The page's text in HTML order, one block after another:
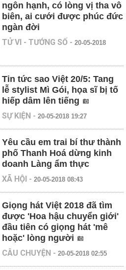
ngôn hạnh, có lòng vị tha vô
biên, ai cưới được phúc đức
ngàn đời
TỬ VI - TƯỚNG SỐ -20-05-2018
Tin tức sao Việt 20/5: Tang
lễ stylist Mì Gói, họa sĩ bị tố
hiếp dâm lên tiếng
SỰ KIỆN -20-05-2018 19:27
Yêu cầu em trai bí thư thành
phố Thanh Hoá dừng kinh
doanh Làng ẩm thực
XÃ HỘI -20-05-2018 08:43
Giọng hát Việt 2018 đã tìm
được 'Hoa hậu chuyển giới'
đầu tiên có giọng hát 'mê
hoặc' lòng người
CÂU CHUYỆN -20-05-2018 02:55